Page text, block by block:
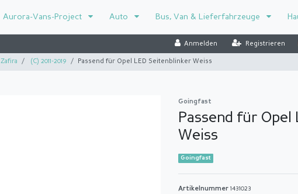
Aurora-Vans-Project Auto Bus, Van & Lieferfahrzeuge
Anmelden Registrieren
Zafira (C) 2011-2019 Passend für Opel LED Seitenblinker Weiss
Goingfast
Passend für Opel
Weiss
Goingfast
Artikelnummer 1431023